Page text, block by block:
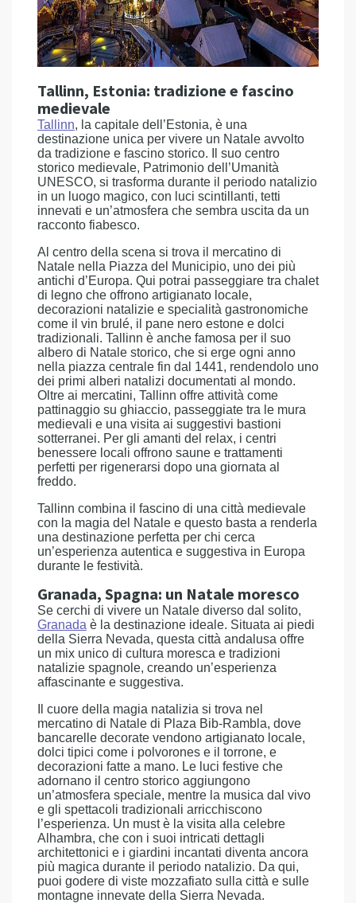
Tallinn, Estonia: tradizione e fascino
medievale
Tallinn, la capitale dell’Estonia, è una
destinazione unica per vivere un Natale avvolto
da tradizione e fascino storico. Il suo centro
storico medievale, Patrimonio dell’Umanità
UNESCO, si trasforma durante il periodo natalizio
in un luogo magico, con luci scintillanti, tetti
innevati e un’atmosfera che sembra uscita da un
racconto fiabesco.
Al centro della scena si trova il mercatino di
Natale nella Piazza del Municipio, uno dei più
antichi d’Europa. Qui potrai passeggiare tra chalet
di legno che offrono artigianato locale,
decorazioni natalizie e specialità gastronomiche
come il vin brulé, il pane nero estone e dolci
tradizionali. Tallinn è anche famosa per il suo
albero di Natale storico, che si erge ogni anno
nella piazza centrale fin dal 1441, rendendolo uno
dei primi alberi natalizi documentati al mondo.
Oltre ai mercatini, Tallinn offre attività come
pattinaggio su ghiaccio, passeggiate tra le mura
medievali e una visita ai suggestivi bastioni
sotterranei. Per gli amanti del relax, i centri
benessere locali offrono saune e trattamenti
perfetti per rigenerarsi dopo una giornata al
freddo.
Tallinn combina il fascino di una città medievale
con la magia del Natale e questo basta a renderla
una destinazione perfetta per chi cerca
un’esperienza autentica e suggestiva in Europa
durante le festività.
Granada, Spagna: un Natale moresco
Se cerchi di vivere un Natale diverso dal solito,
Granada è la destinazione ideale. Situata ai piedi
della Sierra Nevada, questa città andalusa offre
un mix unico di cultura moresca e tradizioni
natalizie spagnole, creando un’esperienza
affascinante e suggestiva.
Il cuore della magia natalizia si trova nel
mercatino di Natale di Plaza Bib-Rambla, dove
bancarelle decorate vendono artigianato locale,
dolci tipici come i polvorones e il torrone, e
decorazioni fatte a mano. Le luci festive che
adornano il centro storico aggiungono
un’atmosfera speciale, mentre la musica dal vivo
e gli spettacoli tradizionali arricchiscono
l’esperienza. Un must è la visita alla celebre
Alhambra, che con i suoi intricati dettagli
architettonici e i giardini incantati diventa ancora
più magica durante il periodo natalizio. Da qui,
puoi godere di viste mozzafiato sulla città e sulle
montagne innevate della Sierra Nevada.